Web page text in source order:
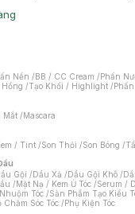
Nền /BB / CC Cream /Phấn
Hồng /Tạo Khối / Highlight /
Mắt /Mascara
/ Tint /Son Thỏi /Son Bóng /
Gội /Dầu Xả /Dầu Gội Khô /
/Mặt Nạ / Kem Ủ Tóc /Serum /
Tóc /Sản Phẩm Tạo Kiểu
Chăm Sóc Tóc /Phụ Kiện Tóc